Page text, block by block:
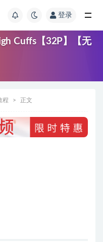
登录
Cuffs【32P】【无
程 正文